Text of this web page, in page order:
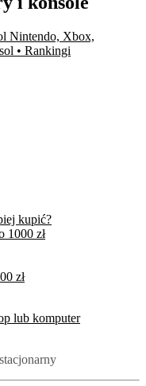
kupić?
1000 zł
zł